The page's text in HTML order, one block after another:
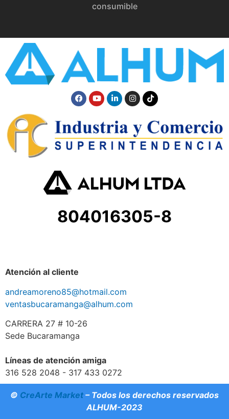
consumible
804016305-8
Atención al cliente
andreamoreno85@hotmail.com
ventasbucaramanga@alhum.com
CARRERA 27 # 10-26
Sede Bucaramanga
Líneas de atención amiga
316 528 2048 - 317 433 0272
© CreArte Market – Todos los derechos reservados
ALHUM-2023